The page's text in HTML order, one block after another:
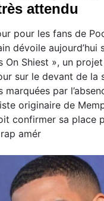
attendu
pour les fans de
dévoile aujourd’hui
On Shiest », un
sur le devant de la
marquées par
originaire de
confirmer sa place
amér